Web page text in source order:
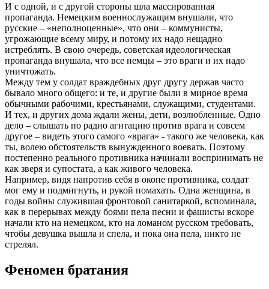
И с одной, и с другой стороны шла массированная
пропаганда. Немецким военнослужащим внушали, что
русские – «неполноценные», что они – коммунисты,
угрожающие всему миру, и потому их надо нещадно
истреблять. В свою очередь, советская идеологическая
пропаганда внушала, что все немцы – это враги и их надо
уничтожать.
Между тем у солдат враждебных друг другу держав часто
бывало много общего: и те, и другие были в мирное время
обычными рабочими, крестьянами, служащими, студентами.
И тех, и других дома ждали жены, дети, возлюбленные. Одно
дело – слышать по радио агитацию против врага и совсем
другое – видеть этого самого «врага» - такого же человека, как
ты, волею обстоятельств вынужденного воевать. Поэтому
постепенно реального противника начинали воспринимать не
как зверя и супостата, а как живого человека.
Например, видя напротив себя в окопе противника, солдат
мог ему и подмигнуть, и рукой помахать. Одна женщина, в
годы войны служившая фронтовой санитаркой, вспоминала,
как в перерывах между боями пела песни и фашисты вскоре
начали кто на немецком, кто на ломаном русском требовать,
чтобы девушка вышла и спела, и пока она пела, никто не
стрелял.
Феномен братания